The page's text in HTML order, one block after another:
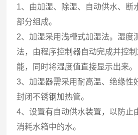
1、由加湿、除湿、自动供水、断
部分组成。
2、加湿采用浅槽式加湿法。湿度
法，由程序控制器自动完成并控
能，同时将湿度值直接显示出来。
3、加湿器需采用耐高温、绝缘性
封闭不锈钢加热管。
4、设置有自动供水装置，以防止
消耗水箱中的水。